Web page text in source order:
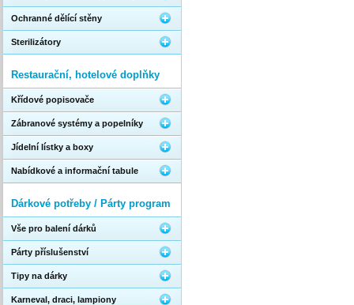
Ochranné dělící stěny
Sterilizátory
Restaurační, hotelové doplňky
Křídové popisovače
Zábranové systémy a popelníky
Jídelní lístky a boxy
Nabídkové a informační tabule
Dárkové potřeby / Párty program
Vše pro balení dárků
Párty příslušenství
Tipy na dárky
Karneval, draci, lampiony